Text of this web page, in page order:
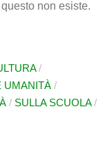
non esiste.
/
UMANITÀ /
/ SULLA SCUOLA/